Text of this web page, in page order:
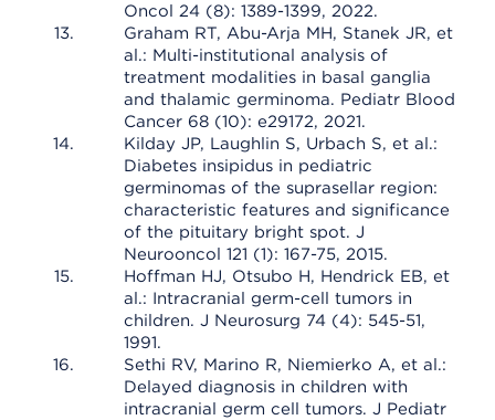
Oncol 24 (8): 1389-1399, 2022.
Graham RT, Abu-Arja MH, Stanek JR, et
al.: Multi-institutional analysis of
treatment modalities in basal ganglia
and thalamic germinoma. Pediatr Blood
Cancer 68 (10): e29172, 2021.
Kilday JP, Laughlin S, Urbach S, et al.:
Diabetes insipidus in pediatric
germinomas of the suprasellar region:
characteristic features and significance
of the pituitary bright spot. J
Neurooncol 121 (1): 167-75, 2015.
Hoffman HJ, Otsubo H, Hendrick EB, et
al.: Intracranial germ-cell tumors in
children. J Neurosurg 74 (4): 545-51,
1991.
Sethi RV, Marino R, Niemierko A, et al.:
Delayed diagnosis in children with
intracranial germ cell tumors. J Pediatr